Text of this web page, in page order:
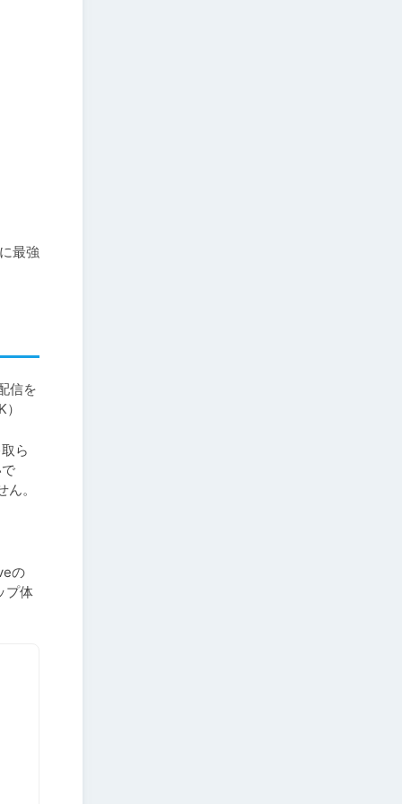
最強
信を
ら
。
の
プ体